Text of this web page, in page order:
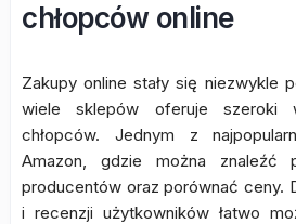
chłopców online
Zakupy online stały się niezwykle
wiele sklepów oferuje szeroki
chłopców. Jednym z
Amazon, gdzie można znaleźć
producentów oraz porównać ceny.
i recenzji użytkowników łatwo